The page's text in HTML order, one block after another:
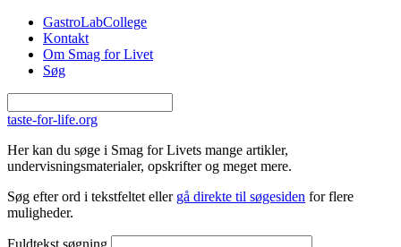
Gå til hovedindhold
GastroLabCollege
Kontakt
Om Smag for Livet
Søg
taste-for-life.org
Her kan du søge i Smag for Livets mange artikler,
undervisningsmaterialer, opskrifter og meget mere.
Søg efter ord i tekstfeltet eller gå direkte til søgesiden for flere
muligheder.
Fuldtekst søgning